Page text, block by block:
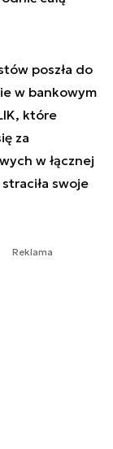
poszła do
w bankowym
które
za
w łącznej
swoje
Reklama